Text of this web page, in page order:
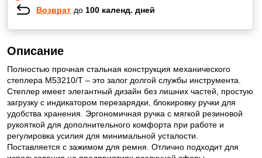
Возврат до 100 календ. дней
Описание
Полностью прочная стальная конструкция механического
степлера M53210/T – это залог долгой службы инструмента.
Степлер имеет элегантный дизайн без лишних частей, простую
загрузку с индикатором перезарядки, блокировку ручки для
удобства хранения. Эргономичная ручка с мягкой резиновой
рукояткой для дополнительного комфорта при работе и
регулировка усилия для минимальной усталости.
Поставляется с зажимом для ремня. Отлично подходит для